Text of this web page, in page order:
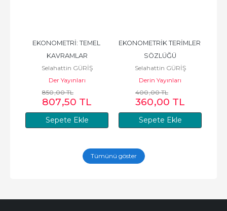
Sepete Ekle
EKONOMETRİ: TEMEL
KAVRAMLAR
Selahattin GÜRİŞ
Der Yayınları
850,00TL
807,50 TL
Sepete Ekle
EKONOMETRİK TERİMLER
SÖZLÜĞÜ
Selahattin GÜRİŞ
Derin Yayınları
400,00TL
360,00 TL
Tümünü göster